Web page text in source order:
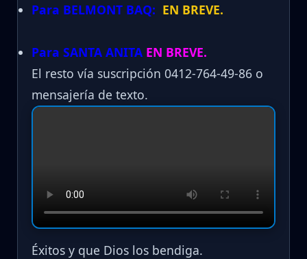
Para BELMONT BAQ: EN BREVE.
Para SANTA ANITA EN BREVE.
El resto vía suscripción 0412-764-49-86 o
mensajería de texto.
Éxitos y que Dios los bendiga.